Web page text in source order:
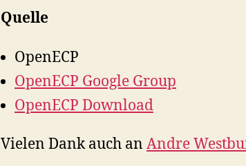
Quelle
OpenECP
OpenECP Google Group
OpenECP Download
Vielen Dank auch an Andre